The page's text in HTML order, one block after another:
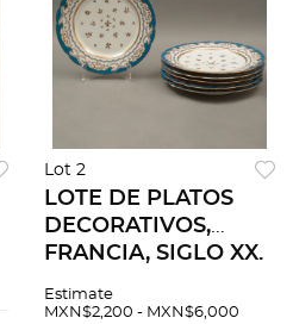
Lot 2
LOTE DE PLATOS
DECORATIVOS,
FRANCIA, SIGLO XX.
porcelana
Estimate
MXN$2,200 - MXN$6,000